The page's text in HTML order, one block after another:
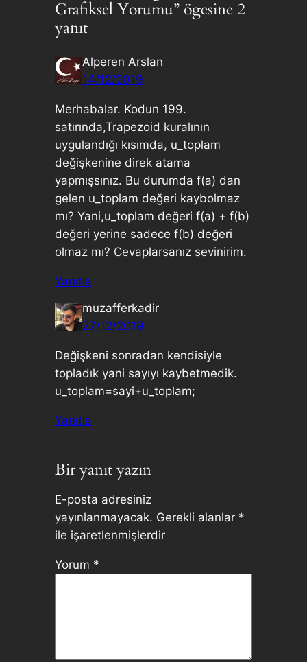
Grafiksel Yorumu” ögesine 2
yanıt
Alperen Arslan
14/12/2019
Merhabalar. Kodun 199.
satırında,Trapezoid kuralının
uygulandığı kısımda, u_toplam
değişkenine direk atama
yapmışsınız. Bu durumda f(a) dan
gelen u_toplam değeri kaybolmaz
mı? Yani,u_toplam değeri f(a) + f(b)
değeri yerine sadece f(b) değeri
olmaz mı? Cevaplarsanız sevinirim.
Yanıtla
muzafferkadir
27/12/2019
Değişkeni sonradan kendisiyle
topladık yani sayıyı kaybetmedik.
u_toplam=sayi+u_toplam;
Yanıtla
Bir yanıt yazın
E-posta adresiniz
yayınlanmayacak. Gerekli alanlar *
ile işaretlenmişlerdir
Yorum *